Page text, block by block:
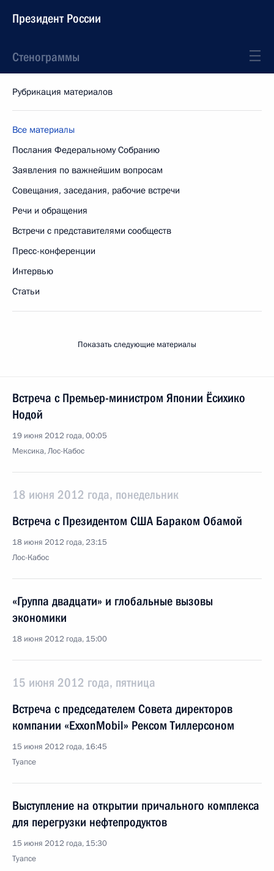
Президент России
Стенограммы
Рубрикация материалов
Все материалы
Послания Федеральному Собранию
Заявления по важнейшим вопросам
Совещания, заседания, рабочие встречи
Речи и обращения
Встречи с представителями сообществ
Пресс-конференции
Интервью
Статьи
Показать следующие материалы
Встреча с Премьер-министром Японии Ёсихико
Нодой
19 июня 2012 года, 00:05
Мексика, Лос-Кабос
18 июня 2012 года, понедельник
Встреча с Президентом США Бараком Обамой
18 июня 2012 года, 23:15
Лос-Кабос
«Группа двадцати» и глобальные вызовы
экономики
18 июня 2012 года, 15:00
15 июня 2012 года, пятница
Встреча с председателем Совета директоров
компании «ExxonMobil» Рексом Тиллерсоном
15 июня 2012 года, 16:45
Туапсе
Выступление на открытии причального комплекса
для перегрузки нефтепродуктов
15 июня 2012 года, 15:30
Туапсе